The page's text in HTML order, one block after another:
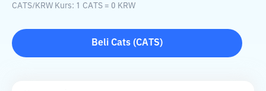
CATS/KRW Kurs: 1 CATS = 0 KRW
Beli Cats (CATS)